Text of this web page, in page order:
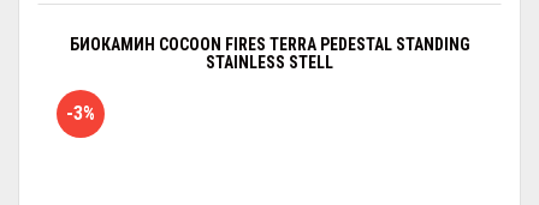
БИОКАМИН COCOON FIRES TERRA PEDESTAL STANDING
STAINLESS STELL
-3%